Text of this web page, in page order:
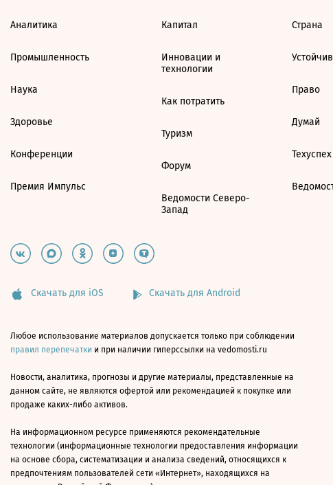
Аналитика
Промышленность
Наука
Здоровье
Конференции
Премия Импульс
Капитал
Инновации и
технологии
Как потратить
Туризм
Форум
Ведомости Северо-
Запад
Страна
Право
Думай
Техуспех
Скачать для iOS Скачать для Android
Любое использование материалов допускается только при соблюдении
правил перепечатки и при наличии гиперссылки на vedomosti.ru
Новости, аналитика, прогнозы и другие материалы, представленные на
данном сайте, не являются офертой или рекомендацией к покупке или
продаже каких-либо активов.
На информационном ресурсе применяются рекомендательные
технологии (информационные технологии предоставления информации
на основе сбора, систематизации и анализа сведений, относящихся к
предпочтениям пользователей сети «Интернет», находящихся на